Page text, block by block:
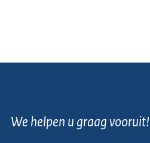
We helpen u graag vooruit!